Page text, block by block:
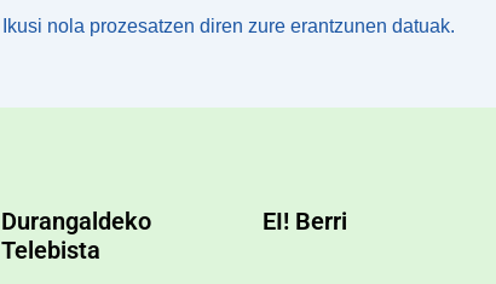
Ikusi nola prozesatzen diren zure erantzunen datuak.
Durangaldeko
Telebista
EI! Berri